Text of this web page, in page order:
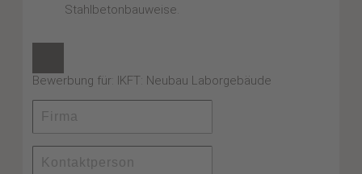
Stahlbetonbauweise.
Bewerbung für: IKFT: Neubau Laborgebäude